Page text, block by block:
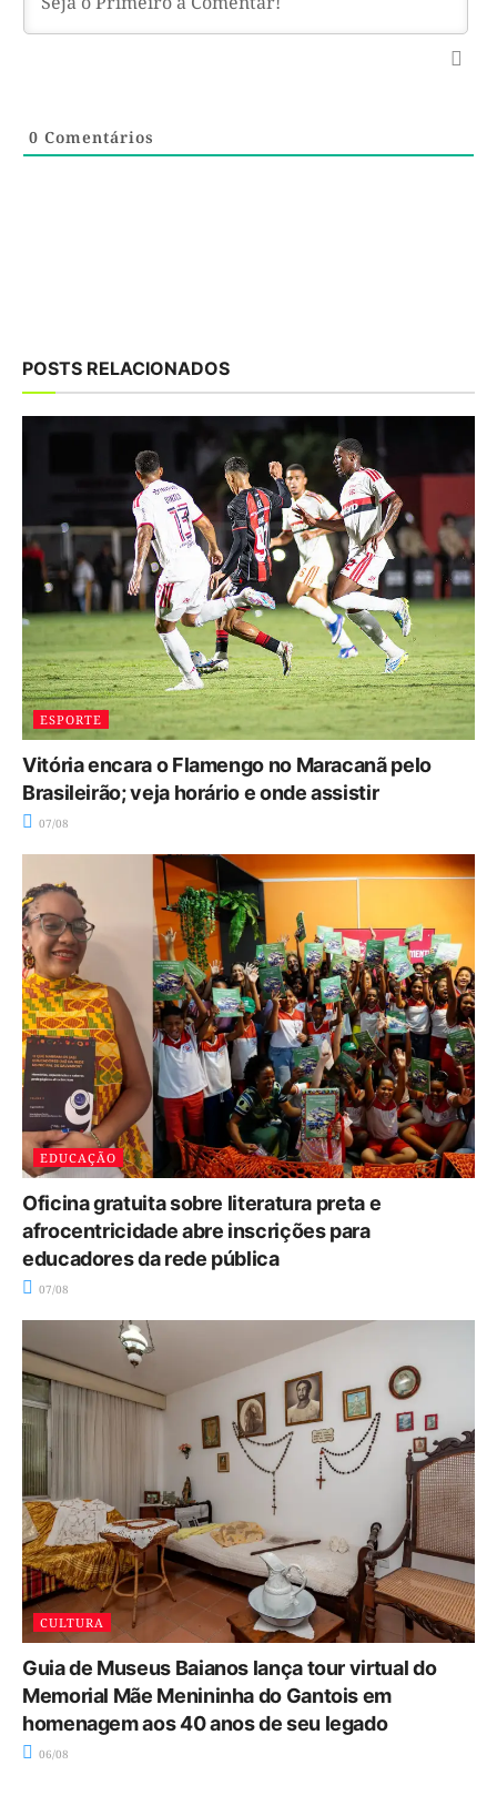
0 Comentários
POSTS RELACIONADOS
ESPORTE
Vitória encara o Flamengo no Maracanã pelo
Brasileirão; veja horário e onde assistir
07/08
EDUCAÇÃO
Oficina gratuita sobre literatura preta e
afrocentricidade abre inscrições para
educadores da rede pública
07/08
CULTURA
Guia de Museus Baianos lança tour virtual do
Memorial Mãe Menininha do Gantois em
homenagem aos 40 anos de seu legado
06/08